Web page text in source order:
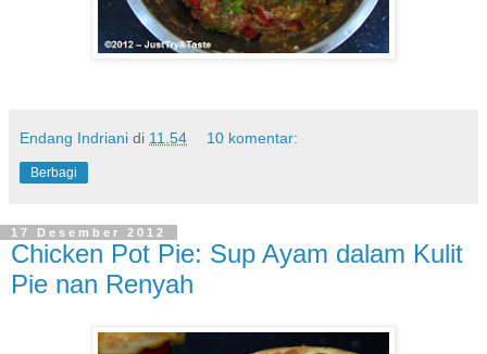
Endang Indriani di 11.54 10 komentar:
Berbagi
17 Desember 2012
Chicken Pot Pie: Sup Ayam dalam Kulit
Pie nan Renyah